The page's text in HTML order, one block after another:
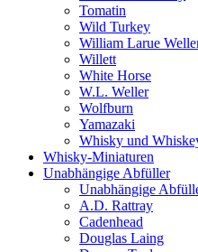
Tomatin
Wild Turkey
William Larue
Willett
White Horse
W.L. Weller
Wolfburn
Yamazaki
Whisky und
Whisky-Miniaturen
Unabhängige Abfüller
Unabhängige
A.D. Rattray
Cadenhead
Douglas Laing